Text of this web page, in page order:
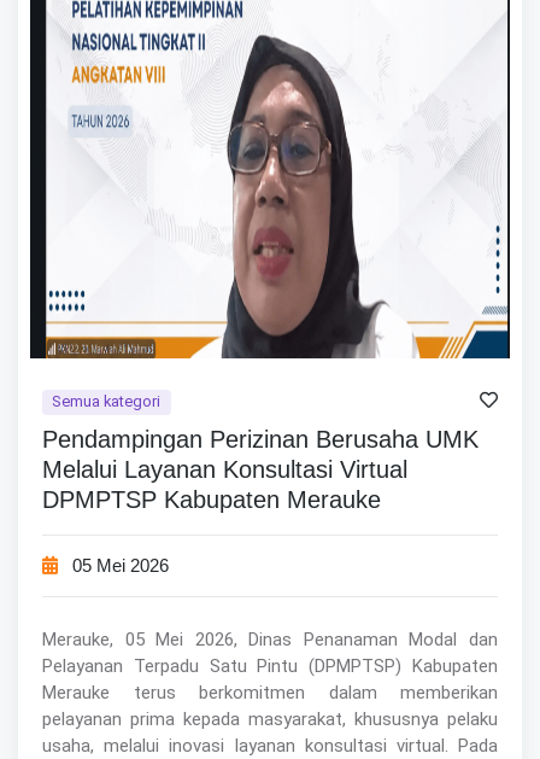
Semua kategori
Pendampingan Perizinan Berusaha UMK
Melalui Layanan Konsultasi Virtual
DPMPTSP Kabupaten Merauke
05 Mei 2026
Merauke, 05 Mei 2026, Dinas Penanaman Modal dan
Pelayanan Terpadu Satu Pintu (DPMPTSP) Kabupaten
Merauke terus berkomitmen dalam memberikan
pelayanan prima kepada masyarakat, khususnya pelaku
usaha, melalui inovasi layanan konsultasi virtual. Pada